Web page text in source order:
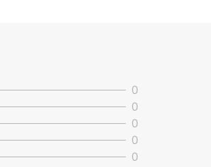
0
0
0
0
0